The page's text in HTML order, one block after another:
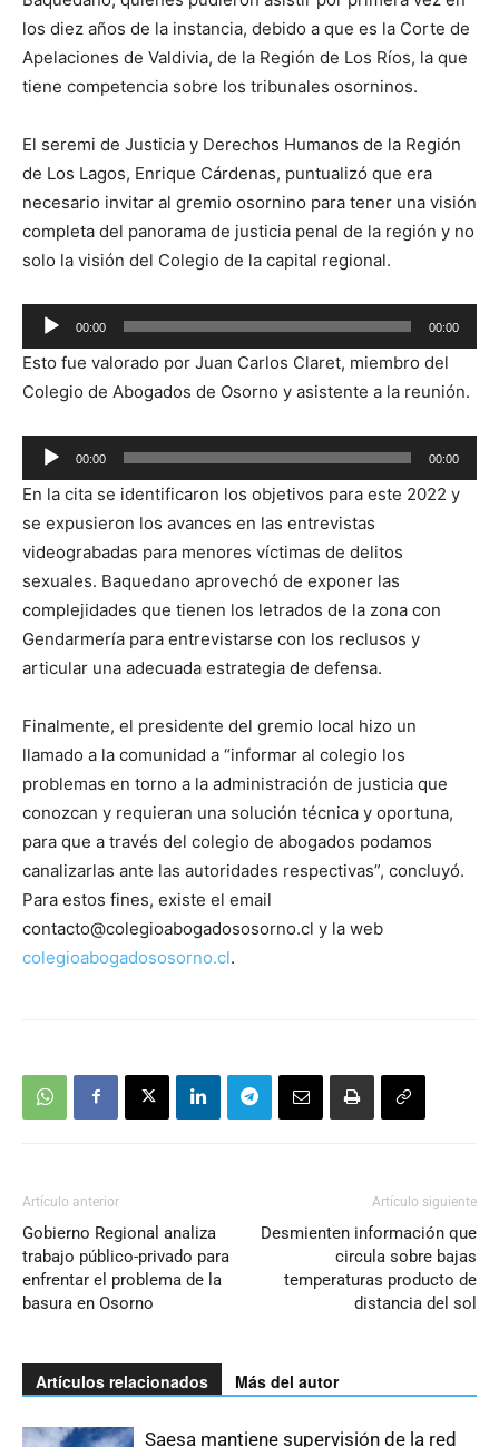
los diez años de la instancia, debido a que es la Corte de
Apelaciones de Valdivia, de la Región de Los Ríos, la que
tiene competencia sobre los tribunales osorninos.
El seremi de Justicia y Derechos Humanos de la Región
de Los Lagos, Enrique Cárdenas, puntualizó que era
necesario invitar al gremio osornino para tener una visión
completa del panorama de justicia penal de la región y no
solo la visión del Colegio de la capital regional.
Reproductor
de
audio
00:00 00:00
Esto fue valorado por Juan Carlos Claret, miembro del
Colegio de Abogados de Osorno y asistente a la reunión.
Reproductor
de
audio
00:00 00:00
En la cita se identificaron los objetivos para este 2022 y
se expusieron los avances en las entrevistas
videograbadas para menores víctimas de delitos
sexuales. Baquedano aprovechó de exponer las
complejidades que tienen los letrados de la zona con
Gendarmería para entrevistarse con los reclusos y
articular una adecuada estrategia de defensa.
Finalmente, el presidente del gremio local hizo un
llamado a la comunidad a “informar al colegio los
problemas en torno a la administración de justicia que
conozcan y requieran una solución técnica y oportuna,
para que a través del colegio de abogados podamos
canalizarlas ante las autoridades respectivas”, concluyó.
Para estos fines, existe el email
contacto@colegioabogadososorno.cl y la web
colegioabogadososorno.cl.
Artículo anterior
Gobierno Regional analiza
trabajo público-privado para
enfrentar el problema de la
basura en Osorno
Artículo siguiente
Desmienten información que
circula sobre bajas
temperaturas producto de
distancia del sol
Artículos relacionados Más del autor
Saesa mantiene supervisión de la red